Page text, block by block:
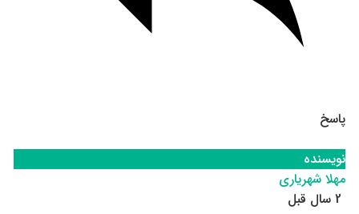
پاسخ
نویسنده
مهلا شهریاری